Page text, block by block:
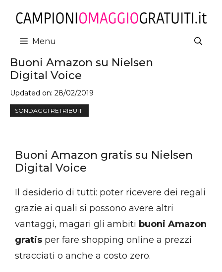
contenuto
Menu
Buoni Amazon su Nielsen
Digital Voice
Updated on: 28/02/2019
SONDAGGI RETRIBUITI
Buoni Amazon gratis su Nielsen
Digital Voice
Il desiderio di tutti: poter ricevere dei regali
grazie ai quali si possono avere altri
vantaggi, magari gli ambiti buoni Amazon
gratis per fare shopping online a prezzi
stracciati o anche a costo zero.